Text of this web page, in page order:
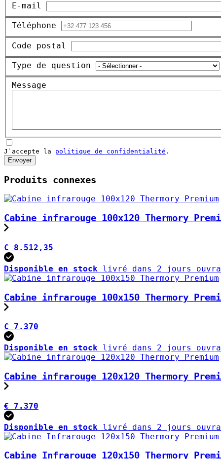
E-mail
Téléphone
Code postal
Type de question
Message
J`accepte la politique de confidentialité .
Envoyer
Produits connexes
Cabine infrarouge 100x120 Thermory
€ 8.512,35
Disponible en stock livré dans 2 jours
Cabine infrarouge 100x150 Thermory
€ 7.370
Disponible en stock livré dans 2 jours
Cabine infrarouge 120x120 Thermory
€ 7.370
Disponible en stock livré dans 2 jours
Cabine Infrarouge 120x150 Thermory